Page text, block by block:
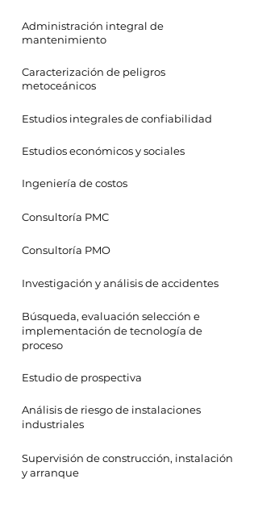
Administración integral de
mantenimiento
Caracterización de peligros
metoceánicos
Estudios integrales de confiabilidad
Estudios económicos y sociales
Ingeniería de costos
Consultoría PMC
Consultoría PMO
Investigación y análisis de accidentes
Búsqueda, evaluación selección e
implementación de tecnología de
proceso
Estudio de prospectiva
Análisis de riesgo de instalaciones
industriales
Supervisión de construcción, instalación
y arranque